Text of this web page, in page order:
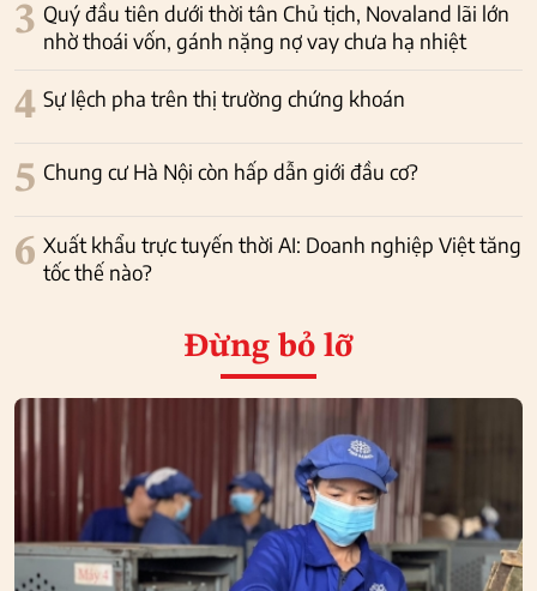
3 Quý đầu tiên dưới thời tân Chủ tịch, Novaland lãi lớn
nhờ thoái vốn, gánh nặng nợ vay chưa hạ nhiệt
4 Sự lệch pha trên thị trường chứng khoán
5 Chung cư Hà Nội còn hấp dẫn giới đầu cơ?
6 Xuất khẩu trực tuyến thời AI: Doanh nghiệp Việt tăng
tốc thế nào?
Đừng bỏ lỡ